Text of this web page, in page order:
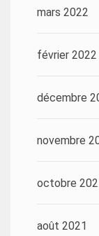
mars 2022
février 2022
décembre
novembre
octobre
août 2021